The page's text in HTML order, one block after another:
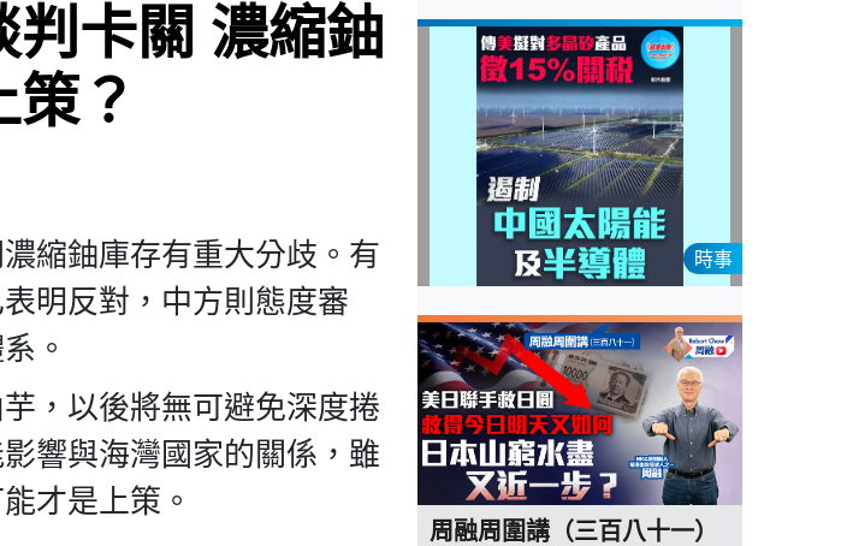
判卡關 濃縮鈾
？
縮鈾庫存有重大分歧。有
明反對，中方則態度審
。
，以後將無可避免深度捲
響與海灣國家的關係，雖
才是上策。
時事
周融周圍講（三百八十一）